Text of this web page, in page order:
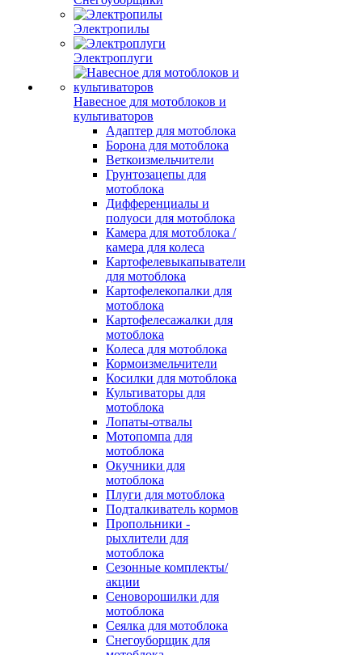
Электропилы
Электроплуги
Навесное для мотоблоков и
культиваторов
Адаптер для мотоблока
Борона для мотоблока
Веткоизмельчители
Грунтозацепы для
мотоблока
Дифференциалы и
полуоси для мотоблока
Камера для мотоблока /
камера для колеса
Картофелевыкапыватели
для мотоблока
Картофелекопалки для
мотоблока
Картофелесажалки для
мотоблока
Колеса для мотоблока
Кормоизмельчители
Косилки для мотоблока
Культиваторы для
мотоблока
Лопаты-отвалы
Мотопомпа для
мотоблока
Окучники для
мотоблока
Плуги для мотоблока
Подталкиватель кормов
Пропольники -
рыхлители для
мотоблока
Сезонные комплекты/
акции
Сеноворошилки для
мотоблока
Сеялка для мотоблока
Снегоуборщик для